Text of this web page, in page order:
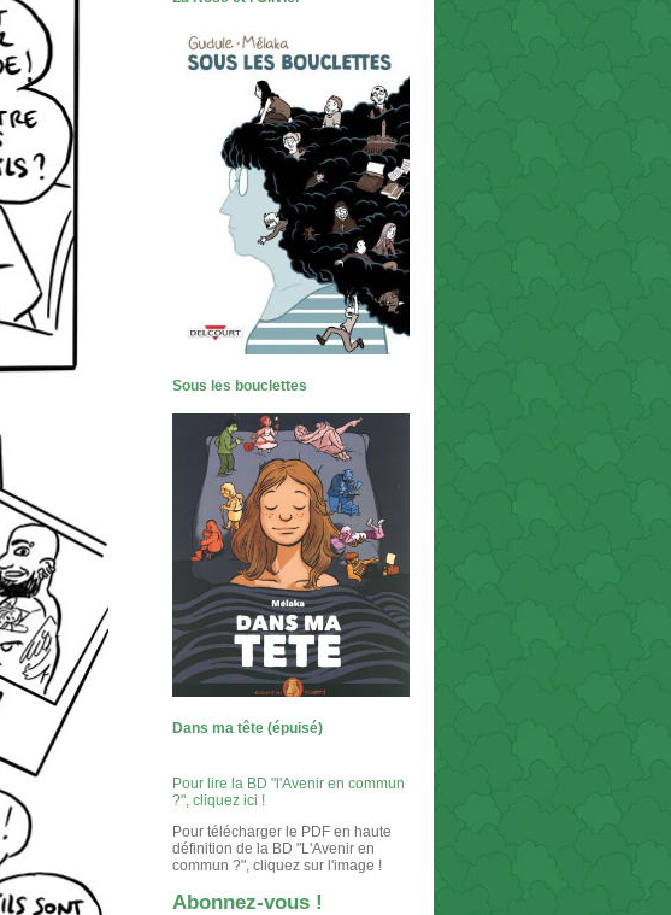
Sous les bouclettes
Dans ma tête (épuisé)
Pour lire la BD "l'Avenir en commun
?", cliquez ici !
Pour télécharger le PDF en haute
définition de la BD "L'Avenir en
commun ?", cliquez sur l'image !
Abonnez-vous !